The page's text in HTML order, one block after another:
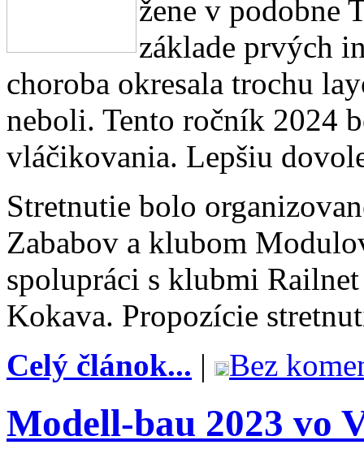
žene v podobne
základe prvých
choroba okresala trochu
neboli. Tento ročník 2024
vláčikovania. Lepšiu
Stretnutie bolo
Zababov a klubom
spolupráci s klubmi
Kokava. Propozície
Celý článok... | Bez
Modell-bau 2023 vo